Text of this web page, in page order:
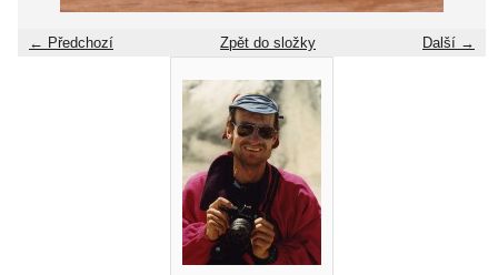
← Předchozí Další →
Zpět do složky